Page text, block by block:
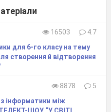
діяльності
на уроках,
16503
4.7
для 6-го класу на тему
створення й відтворення
8878
5
інформатики між
ШОУ “У СВІТІ